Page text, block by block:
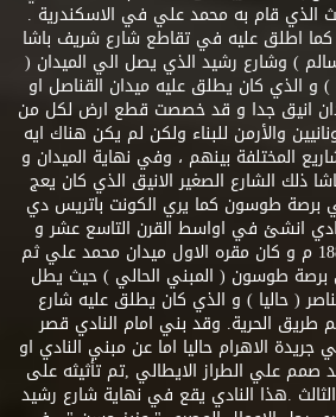
الذي قام به محمد علي في الاسكندرية .
اطلق عليه في تقاطع شارع شريف باشا
) وشارع رشيد الذي يصل الي الميدان (
و الذي كان يطلق عليه ميدان القناصل او
انيق جدا و قد خصصت قطع ارض لكل من
والأرمن للبناء ولكن لم يكن هناك ايه
المختلفة بينهم ، وفي نهاية الميدان و
ذلك الشارع الصغير الانيق الذي كان يعج
برصة طوسون كما يري الكونت باتريس دي
انشئ في اواسط القرن التاسع عشر و
بالتحديد في 15 فبراير 1888 م و كان مقره الاول ميدان محمد علي ثم
برصة طوسون ( المبني الحالي ) حيث يطل
( حاليا ) و الذي كان يطلق عليه شارع
طريق الحرية. وقد بني امام النادي قصر
وهو مبني جريدة الاهرام حاليا اما عن مبني النادي او
علي الطراز الايطالي ,تم تأثيثه على
الثالث .هذا النادي يقع في نهاية شارع رشيد